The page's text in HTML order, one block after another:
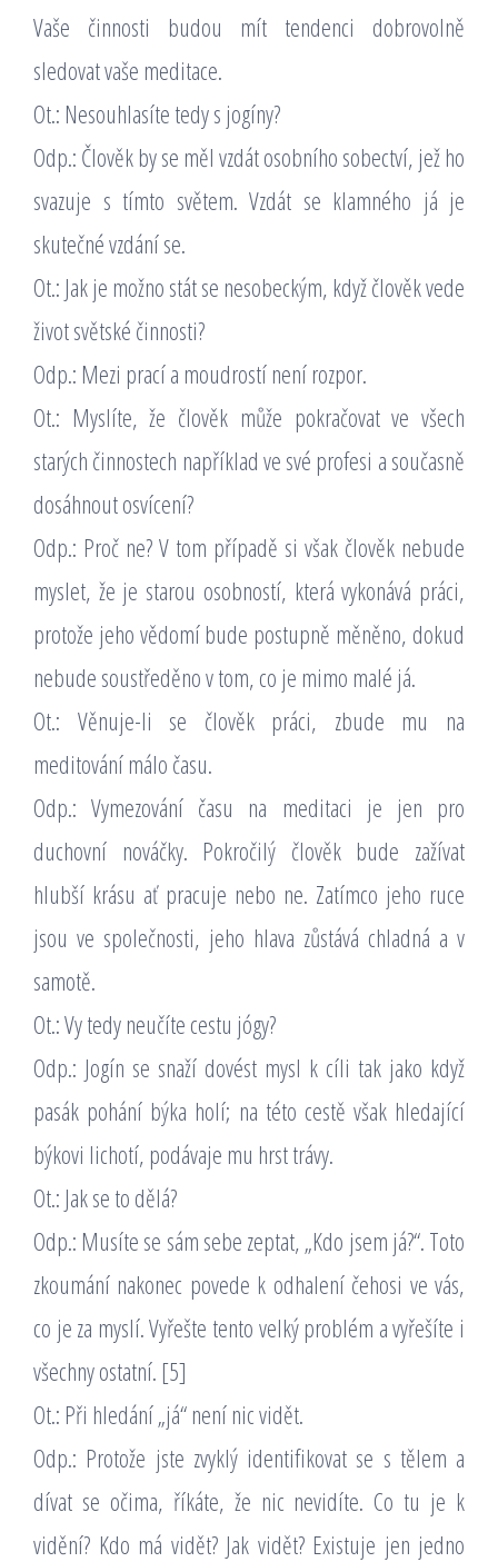
Vaše činnosti budou mít tendenci dobrovolně
sledovat vaše meditace.
Ot.: Nesouhlasíte tedy s jogíny?
Odp.: Člověk by se měl vzdát osobního sobectví, jež ho
svazuje s tímto světem. Vzdát se klamného já je
skutečné vzdání se.
Ot.: Jak je možno stát se nesobeckým, když člověk vede
život světské činnosti?
Odp.: Mezi prací a moudrostí není rozpor.
Ot.: Myslíte, že člověk může pokračovat ve všech
starých činnostech například ve své profesi a současně
dosáhnout osvícení?
Odp.: Proč ne? V tom případě si však člověk nebude
myslet, že je starou osobností, která vykonává práci,
protože jeho vědomí bude postupně měněno, dokud
nebude soustředěno v tom, co je mimo malé já.
Ot.: Věnuje-li se člověk práci, zbude mu na
meditování málo času.
Odp.: Vymezování času na meditaci je jen pro
duchovní nováčky. Pokročilý člověk bude zažívat
hlubší krásu ať pracuje nebo ne. Zatímco jeho ruce
jsou ve společnosti, jeho hlava zůstává chladná a v
samotě.
Ot.: Vy tedy neučíte cestu jógy?
Odp.: Jogín se snaží dovést mysl k cíli tak jako když
pasák pohání býka holí; na této cestě však hledající
býkovi lichotí, podávaje mu hrst trávy.
Ot.: Jak se to dělá?
Odp.: Musíte se sám sebe zeptat, „Kdo jsem já?“. Toto
zkoumání nakonec povede k odhalení čehosi ve vás,
co je za myslí. Vyřešte tento velký problém a vyřešíte i
všechny ostatní. [5]
Ot.: Při hledání „já“ není nic vidět.
Odp.: Protože jste zvyklý identifikovat se s tělem a
dívat se očima, říkáte, že nic nevidíte. Co tu je k
vidění? Kdo má vidět? Jak vidět? Existuje jen jedno